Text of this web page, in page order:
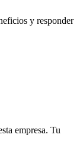
y responder
empresa. Tu